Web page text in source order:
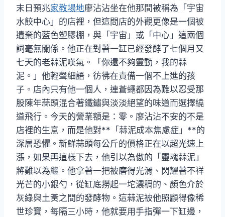
末日預兆家教場地廖沾沾坐在他那間被稱為「宇宙
水餃中心」的店裡，但這間店的外觀更像是一個被
遺棄的藍色塑膠棚，與「宇宙」或「中心」這兩個
詞毫無關係。他正在對著一缸已經發酵了七個月又
七天的老蒜泥嘆氣。「你還不夠靈動，我的蒜
泥。」他輕聲細語，彷彿在責備一個不上進的孩
子。店內只有他一個人，連蒼蠅都因為難以忍受那
股陳年蒜頭混合著鐵鏽與淡淡絕望的味道而選擇繞
道飛行。今天的營業額是：零。廖沾沾不安的不是
店裡的生意，而是他對**「蒜泥成本焦慮症」**的
深層恐懼。新鮮蒜頭每公斤的價格正在以超光速上
漲，如果再這樣下去，他引以為傲的「靈魂蒜泥」
將難以為繼。他拿著一把被磨得光滑、閃耀著不祥
光芒的小銀勺，從缸底撈起一坨濃稠的、顏色介於
灰綠與土黃之間的發酵物。這蒜泥被他照顧得像稀
世珍寶，每隔三小時，他就要用手指彈一下缸邊，